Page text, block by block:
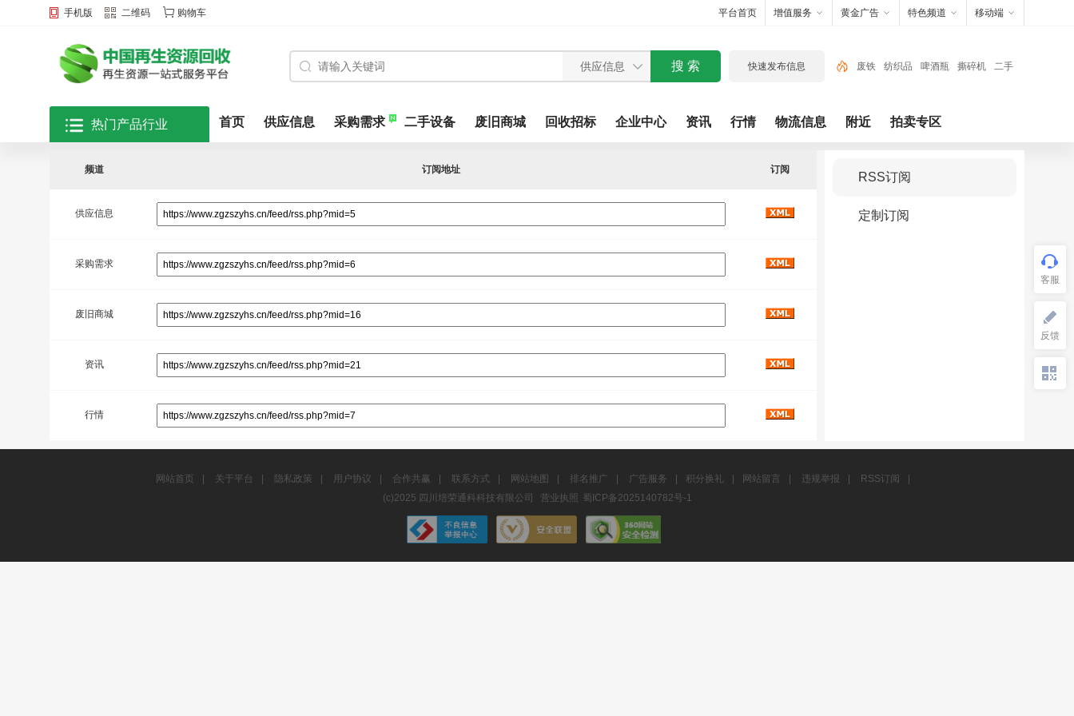
手机版 二维码 购物车 平台首页 增值服务 黄金广告 特色频道 移动端
快速发布信息 废铁 纺织品 啤酒瓶 撕碎机 二手
贵金属 铁
热门产品行业 首页 供应信息 采购需求 二手设备 废旧商城 回收招标 企业中心 资讯 行情 物流信息 附近 拍卖专区
频道 订阅地址 订阅
供应信息
采购需求
废旧商城
资讯
行情
RSS订阅
定制订阅
网站首页 关于平台 隐私政策 用户协议 合作共赢 联系方式 网站地图 排名推广 广告服务 积分换礼 网站留言 违规举报 RSS订阅
(c)2025 四川培荣通科科技有限公司
营业执照 蜀ICP备2025140782号-1